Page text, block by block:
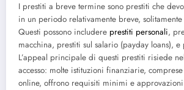
I prestiti a breve termine sono prestiti che
in un periodo relativamente breve,
Questi possono includere prestiti personali,
macchina, prestiti sul salario (payday loans), e
L’appeal principale di questi prestiti risiede
accesso: molte istituzioni finanziarie,
online, offrono requisiti minimi e